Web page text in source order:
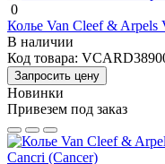
0
Колье Van Cleef &
В наличии
Код товара:
Запросить цену
Новинки
Привезем под заказ